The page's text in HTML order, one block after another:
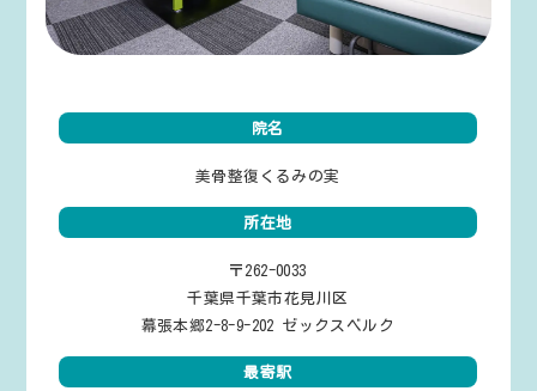
院名
美骨整復くるみの実
所在地
〒262-0033
千葉県千葉市花見川区
幕張本郷2-8-9-202 ゼックスベルク
最寄駅